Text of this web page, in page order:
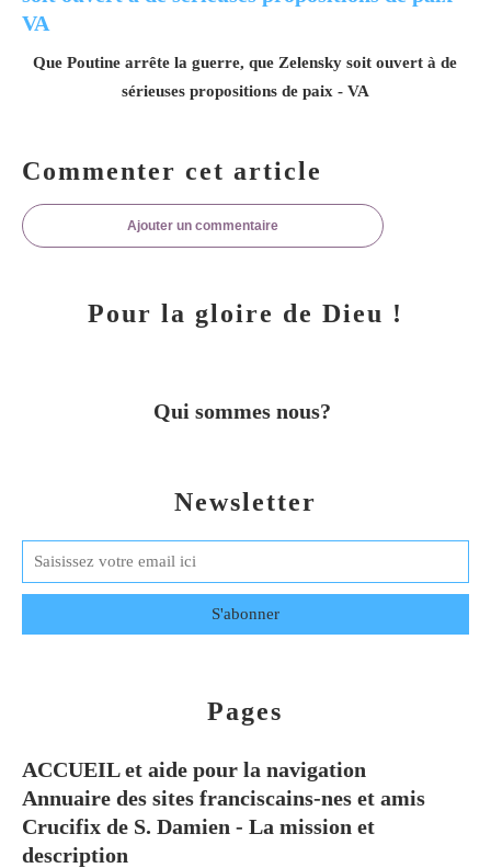
Que Poutine arrête la guerre, que Zelensky soit ouvert à de
sérieuses propositions de paix - VA
Commenter cet article
Ajouter un commentaire
Newsletter
Pages
ACCUEIL et aide pour la navigation
Annuaire des sites franciscains-nes et amis
Crucifix de S. Damien - La mission et
description
Pour la gloire de Dieu !
Qui sommes nous?